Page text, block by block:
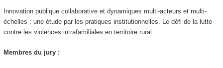
Innovation publique collaborative et dynamiques multi-acteurs et multi-
échelles : une étude par les pratiques institutionnelles. Le défi de la lutte
contre les violences intrafamiliales en territoire rural
Membres du jury :